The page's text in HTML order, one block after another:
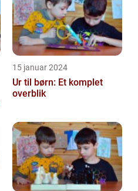
15 januar 2024
Ur til børn: Et komplet
overblik